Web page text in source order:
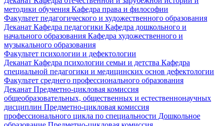
методики обучения Кафедра права и философии
Факультет педагогического и художественного образования
Деканат Кафедра педагогики Кафедра дошкольного и
начального образования Кафедра художественного и
музыкального образования
Факультет психологии и дефектологии
Деканат Кафедра психологии семьи и детства Кафедра
специальной педагогики и медицинских основ дефектологии
Факультет среднего профессионального образования
Деканат Предметно-цикловая комиссия
общеобразовательных, общественных и естественнонаучных
дисциплин Предметно-цикловая комиссия
профессионального цикла по специальности Дошкольное